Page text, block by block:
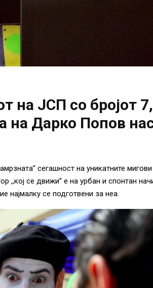
на ЈСП со бројот
на Дарко Попов
сегашност на уникатните
,,кој се движи” е на урбан и спонтан
најмалку се подготвени за неа.